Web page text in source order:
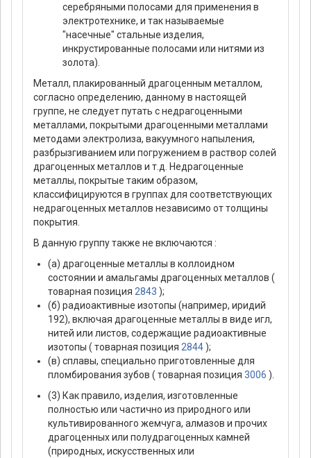
серебряными полосами для применения в
электротехнике, и так называемые
"насечные" стальные изделия,
инкрустированные полосами или нитями из
золота).
Металл, плакированный драгоценным металлом,
согласно определению, данному в настоящей
группе, не следует путать с недрагоценными
металлами, покрытыми драгоценными металлами
методами электролиза, вакуумного напыления,
разбрызгиванием или погружением в раствор солей
драгоценных металлов и т.д. Недрагоценные
металлы, покрытые таким образом,
классифицируются в группах для соответствующих
недрагоценных металлов независимо от толщины
покрытия.
В данную группу также не включаются :
(а) драгоценные металлы в коллоидном
состоянии и амальгамы драгоценных металлов (
товарная позиция 2843 );
(б) радиоактивные изотопы (например, иридий
192), включая драгоценные металлы в виде игл,
нитей или листов, содержащие радиоактивные
изотопы ( товарная позиция 2844);
(в) сплавы, специально приготовленные для
пломбирования зубов ( товарная позиция 3006 ).
(3) Как правило, изделия, изготовленные
полностью или частично из природного или
культивированного жемчуга, алмазов и прочих
драгоценных или полудрагоценных камней
(природных, искусственных или